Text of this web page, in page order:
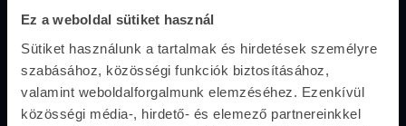
Ez a weboldal sütiket használ
Sütiket használunk a tartalmak és hirdetések személyre
szabásához, közösségi funkciók biztosításához,
valamint weboldalforgalmunk elemzéséhez. Ezenkívül
közösségi média-, hirdető- és elemező partnereinkkel
Árak és hirdetési lehetőségek
Fizetési lehetőségek
Hirdetőtábla